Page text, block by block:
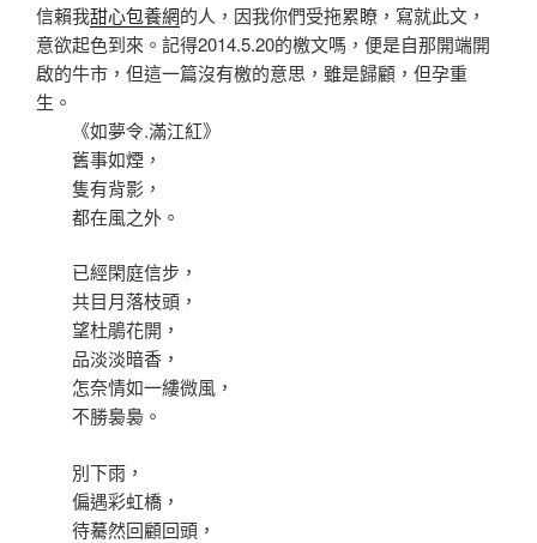
信賴我甜心包養網的人，因我你們受拖累瞭，寫就此文，
意欲起色到來。記得2014.5.20的檄文嗎，便是自那開端開
啟的牛市，但這一篇沒有檄的意思，雖是歸顧，但孕重
生。
《如夢令.滿江紅》
舊事如煙，
隻有背影，
都在風之外。
已經閑庭信步，
共目月落枝頭，
望杜鵑花開，
品淡淡暗香，
怎奈情如一縷微風，
不勝裊裊。
別下雨，
偏遇彩虹橋，
待驀然回顧回頭，